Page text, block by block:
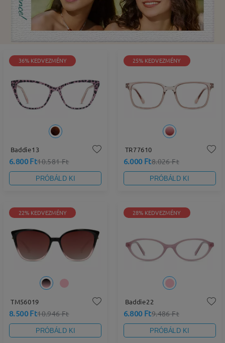
36% KEDVEZMÉNY
Baddie13
6.800 Ft10.581 Ft
PRÓBÁLD KI
25% KEDVEZMÉNY
TR77610
6.000 Ft8.026 Ft
PRÓBÁLD KI
22% KEDVEZMÉNY
TM56019
8.500 Ft10.946 Ft
PRÓBÁLD KI
28% KEDVEZMÉNY
Baddie22
6.800 Ft9.486 Ft
PRÓBÁLD KI